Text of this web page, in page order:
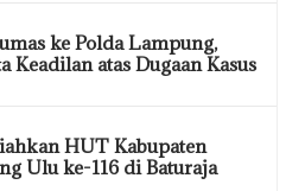
ke Polda Lampung,
Keadilan atas Dugaan Kasus
HUT Kabupaten
Ulu ke-116 di Baturaja